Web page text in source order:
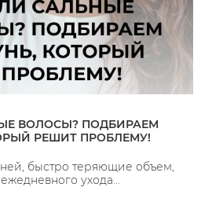
ВОЛОСЫ? ПОДБИРАЕМ
РЕШИТ ПРОБЛЕМУ!
быстро теряющие объем,
ухода...